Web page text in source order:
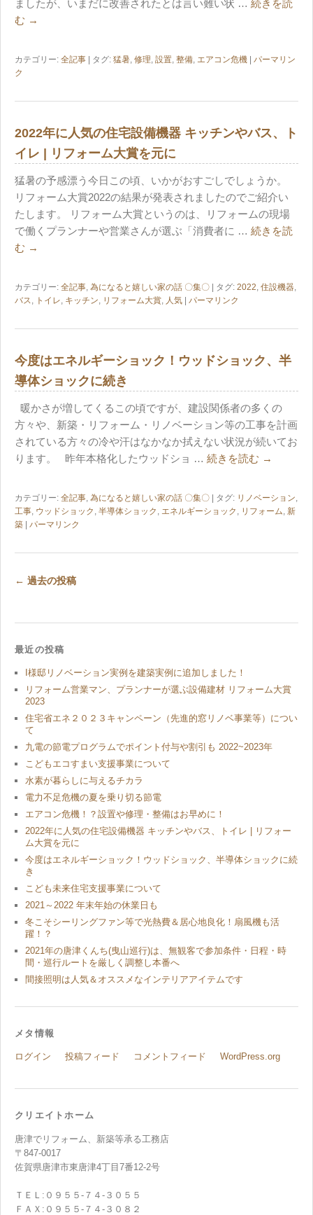
ましたが、いまだに改善されたとは言い難い状 … 続きを読
む →
カテゴリー: 全記事 | タグ: 猛暑, 修理, 設置, 整備, エアコン危機
パーマリン
ク
2022年に人気の住宅設備機器 キッチンやバス、ト
イレ | リフォーム大賞を元に
猛暑の予感漂う今日この頃、いかがおすごしでしょうか。
リフォーム大賞2022の結果が発表されましたのでご紹介い
たします。 リフォーム大賞というのは、リフォームの現場
で働くプランナーや営業さんが選ぶ「消費者に … 続きを読
む →
カテゴリー: 全記事, 為になると嬉しい家の話 〇集〇 | タグ: 2022, 住設機器,
バス, トイレ, キッチン, リフォーム大賞, 人気 パーマリンク
今度はエネルギーショック！ウッドショック、半
導体ショックに続き
暖かさが増してくるこの頃ですが、建設関係者の多くの
方々や、新築・リフォーム・リノベーション等の工事を計画
されている方々の冷や汗はなかなか拭えない状況が続いてお
ります。 昨年本格化したウッドショ … 続きを読む →
カテゴリー: 全記事, 為になると嬉しい家の話 〇集〇 | タグ: リノベーション,
工事, ウッドショック , 半導体ショック , エネルギーショック , リフォーム, 新
築
パーマリンク
← 過去の投稿
最近の投稿
I様邸リノベーション実例を建築実例に追加しました！
リフォーム営業マン、プランナーが選ぶ設備建材 リフォーム大賞
2023
住宅省エネ２０２３キャンペーン（先進的窓リノベ事業等）につい
て
九電の節電プログラムでポイント付与や割引も 2022~2023年
こどもエコすまい支援事業について
水素が暮らしに与えるチカラ
電力不足危機の夏を乗り切る節電
エアコン危機！？設置や修理・整備はお早めに！
2022年に人気の住宅設備機器 キッチンやバス、トイレ | リフォー
ム大賞を元に
今度はエネルギーショック！ウッドショック、半導体ショックに続
き
こども未来住宅支援事業について
2021～2022 年末年始の休業日も
冬こそシーリングファン等で光熱費＆居心地良化！扇風機も活
躍！？
2021年の唐津くんち(曳山巡行)は、無観客で参加条件・日程・時
間・巡行ルートを厳しく調整し本番へ
間接照明は人気＆オススメなインテリアアイテムです
メタ情報
ログイン 投稿フィード コメントフィード WordPress.org
クリエイトホーム
唐津でリフォーム、新築等承る工務店
〒847-0017
佐賀県唐津市東唐津4丁目7番12-2号
ＴＥＬ:０９５５-７４-３０５５
ＦＡＸ:０９５５-７４-３０８２